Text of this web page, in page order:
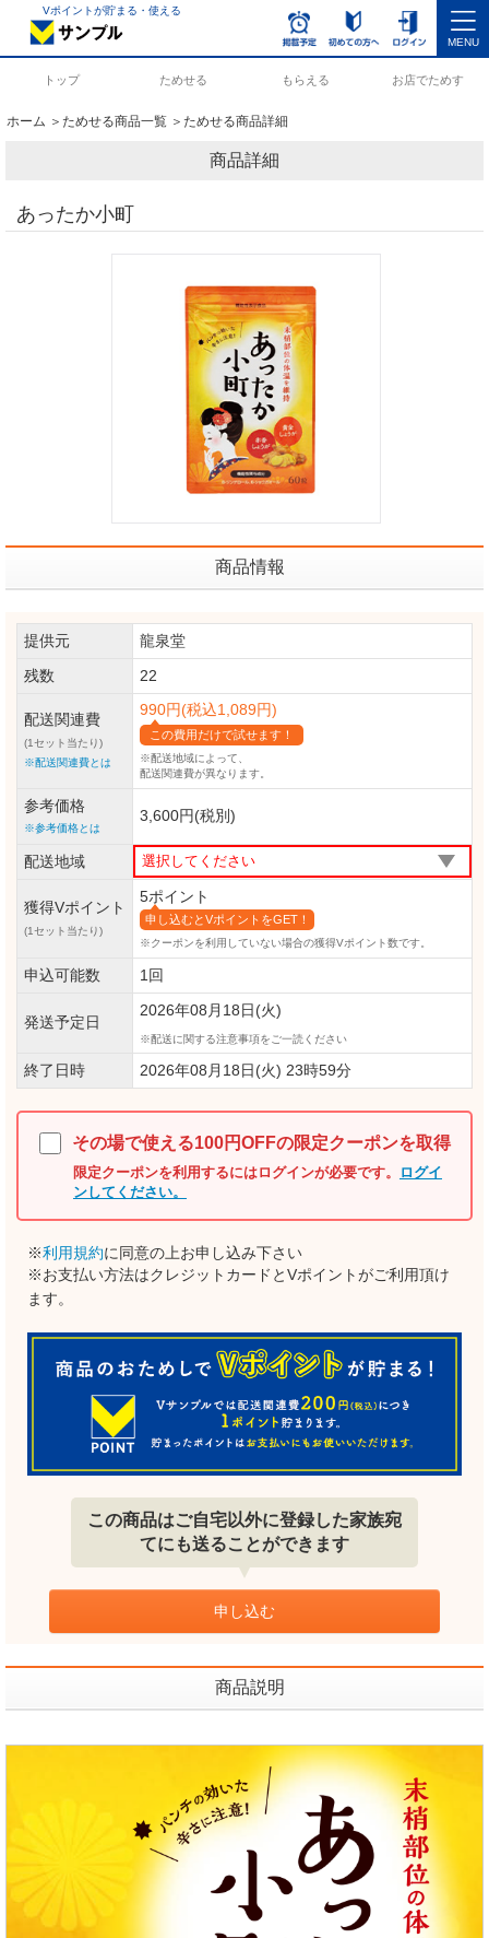
Vポイントが貯まる・使える
MENU
トップ ためせる もらえる お店でためす
ホーム ＞ためせる商品一覧 ＞ためせる商品詳細
商品詳細
あったか小町
商品情報
提供元
龍泉堂
残数
22
配送関連費
(1セット当たり)
※配送関連費とは
990円(税込1,089円)
この費用だけで試せます！
※配送地域によって、
配送関連費が異なります。
参考価格
※参考価格とは
3,600円(税別)
配送地域
獲得Vポイント
(1セット当たり)
5ポイント
申し込むとVポイントをGET！
※クーポンを利用していない場合の獲得Vポイント数です。
申込可能数 1回
発送予定日
2026年08月18日(火)
配送に関する注意事項をご一読ください
終了日時 2026年08月18日(火) 23時59分
その場で使える100円OFFの限定クーポンを取得
限定クーポンを利用するにはログインが必要です。
ログイ
ンしてください。
※利用規約に同意の上お申し込み下さい
※お支払い方法はクレジットカードとVポイントがご利用頂け
ます。
この商品はご自宅以外に登録した家族宛
てにも送ることができます
申し込む
商品説明